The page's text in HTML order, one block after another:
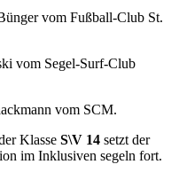
vom Fußball-Club St.
vom Segel-Surf-Club
vom SCM.
Klasse S\V 14 setzt der
im Inklusiven segeln fort.